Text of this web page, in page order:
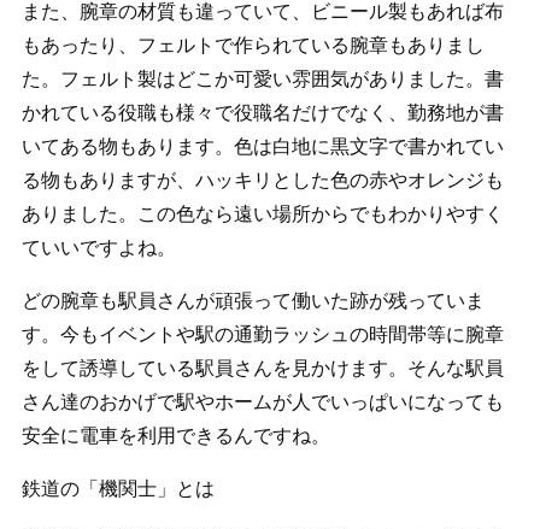
また、腕章の材質も違っていて、ビニール製もあれば布
もあったり、フェルトで作られている腕章もありまし
た。フェルト製はどこか可愛い雰囲気がありました。書
かれている役職も様々で役職名だけでなく、勤務地が書
いてある物もあります。色は白地に黒文字で書かれてい
る物もありますが、ハッキリとした色の赤やオレンジも
ありました。この色なら遠い場所からでもわかりやすく
ていいですよね。
どの腕章も駅員さんが頑張って働いた跡が残っていま
す。今もイベントや駅の通勤ラッシュの時間帯等に腕章
をして誘導している駅員さんを見かけます。そんな駅員
さん達のおかげで駅やホームが人でいっぱいになっても
安全に電車を利用できるんですね。
鉄道の「機関士」とは